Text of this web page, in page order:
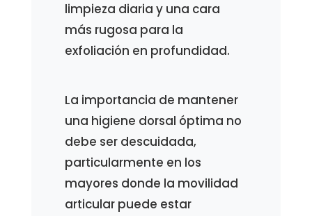
limpieza diaria y una cara
más rugosa para la
exfoliación en profundidad.
La importancia de mantener
una higiene dorsal óptima no
debe ser descuidada,
particularmente en los
mayores donde la movilidad
articular puede estar